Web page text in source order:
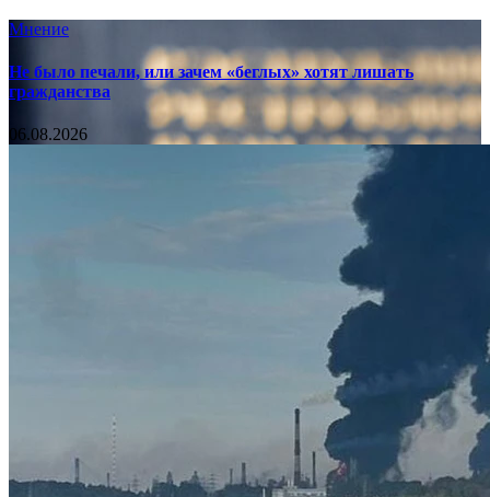
Мнение
Не было печали, или зачем «беглых» хотят лишать
гражданства
06.08.2026